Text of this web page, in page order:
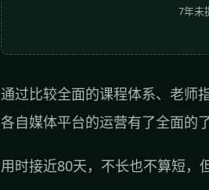
7年未
通过比较全面的课程体系、老师
各自媒体平台的运营有了全面的了
用时接近80天，不长也不算短，